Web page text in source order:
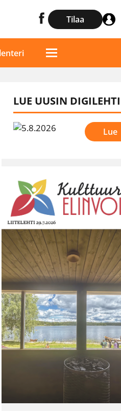
Tilaa
LUE UUSIN DIGILEHTI
Lue